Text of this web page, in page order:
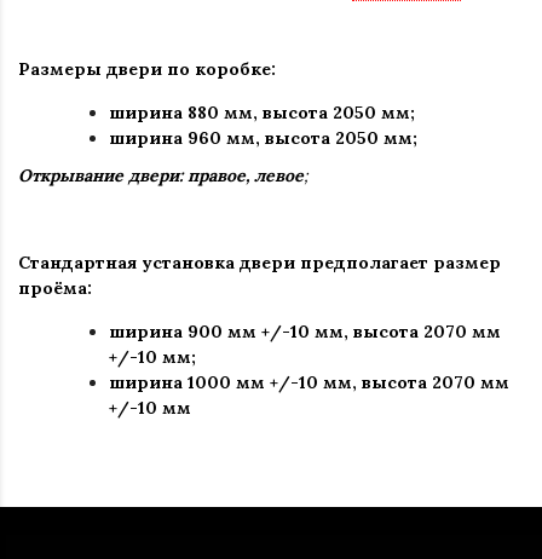
Размеры двери по коробке:
ширина 880 мм, высота 2050 мм;
ширина 960 мм, высота 2050 мм;
Открывание двери: правое, левое;
Стандартная установка двери предполагает размер
проёма:
ширина 900 мм +/-10 мм, высота 2070 мм
+/-10 мм;
ширина 1000 мм +/-10 мм, высота 2070 мм
+/-10 мм